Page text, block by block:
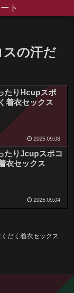
ト
の汗だ
たりHcupスポ
着衣セックス
2025.09.08
たりJcupスポコ
衣セックス
2025.09.04
だく着衣セックス